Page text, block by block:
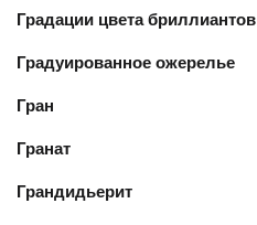
Градации цвета бриллиантов
Градуированное ожерелье
Гран
Гранат
Грандидьерит